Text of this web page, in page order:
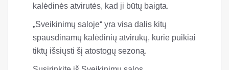
kalėdinės atvirutės, kad ji būtų baigta.
„Sveikinimų saloje“ yra visa dalis kitų
spausdinamų kalėdinių atvirukų, kurie puikiai
tiktų išsiųsti šį atostogų sezoną.